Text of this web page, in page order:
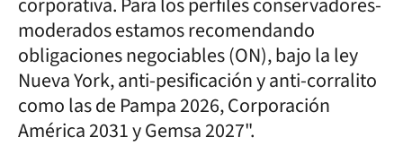
moderados estamos recomendando
obligaciones negociables (ON), bajo la ley
Nueva York, anti-pesificación y anti-corralito
como las de Pampa 2026, Corporación
América 2031 y Gemsa 2027".